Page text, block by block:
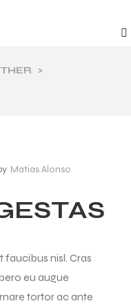
>
Matias Alonso
nisl. Cras
eu augue
tortor ac ante